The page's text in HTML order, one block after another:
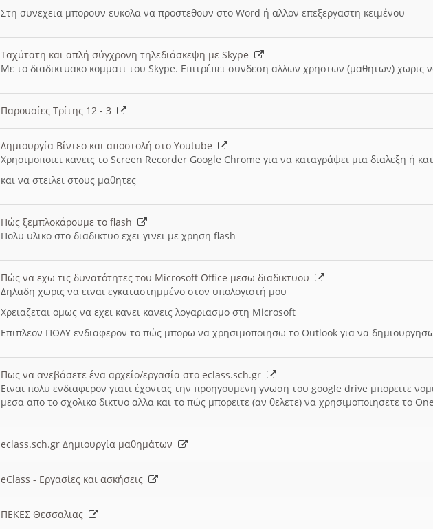
Στη συνεχεια μπορουν ευκολα να προστεθουν στο Word ή αλλον επεξεργαστη κειμένου
Ταχύτατη και απλή σύγχρονη τηλεδιάσκεψη με Skype
Με το διαδικτυακο κομματι του Skype. Επιτρέπει συνδεση αλλων χρηστων (μαθητων) χωρις
Παρουσίες Τρίτης 12 - 3
Δημιουργία Βίντεο και αποστολή στο Youtube
Χρησιμοποιει κανεις το Screen Recorder Google Chrome για να καταγράψει μια διαλεξη ή
και να στειλει στους μαθητες
Πώς ξεμπλοκάρουμε το flash
Πολυ υλικο στο διαδικτυο εχει γινει με χρηση flash
Πώς να εχω τις δυνατότητες του Microsoft Office μεσω διαδικτυου
Δηλαδη χωρις να ειναι εγκαταστημμένο στον υπολογιστή μου
Χρειαζεται ομως να εχει κανει κανεις λογαριασμο στη Microsoft
Επιπλεον ΠΟΛΥ ενδιαφερον το πώς μπορω να χρησιμοποιησω το Outlook για να
Πως να ανεβάσετε ένα αρχείο/εργασία στο eclass.sch.gr
Ειναι πολυ ενδιαφερον γιατι έχοντας την προηγουμενη γνωση του google drive μπορειτε
μεσα απο το σχολικο δικτυο αλλα και το πώς μπορειτε (αν θελετε) να χρησιμοποιησετε το
eclass.sch.gr Δημιουργία μαθημάτων
eClass - Εργασίες και ασκήσεις
ΠΕΚΕΣ Θεσσαλιας